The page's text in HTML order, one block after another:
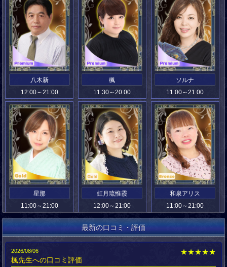
八木新
12:00～21:00
楓
11:30～20:00
ソルナ
11:00～21:00
星那
11:00～21:00
虹月琉惟霞
12:00～21:00
和泉アリス
11:00～21:00
最新の口コミ・評価
2026/08/06
★★★★★
楓先生への口コミ評価